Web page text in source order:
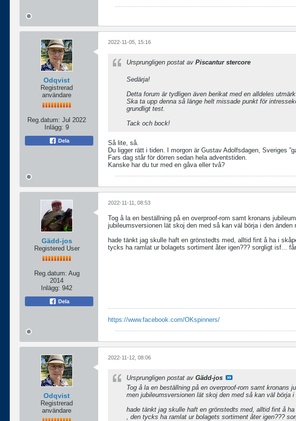
Odqvist
Registrerad
användare
Reg.datum: Jul 2022
Inlägg: 9
Dela
2022-11-05, 15:16
Ursprungligen postat av Piscantur stercore
Sedärja!
Detta forum är tydligen även berikat med en alldeles
Ska ta upp denna så länge helt missade punkt för
grundligt test.
Tack och bock!
Så lite, så.
Du ligger rätt i tiden. I morgon är Gustav Adolfsdagen, Sveriges
Fars dag står för dörren sedan hela adventstiden.
Kanske har du tur med en gåva eller två?
Gädd-jos
Registered User
Reg.datum: Aug
2014
Inlägg: 942
Dela
2022-11-11, 08:53
Tog å la en beställning på en overproof-rom samt kronans
jubileumsversionen lät skoj den med så kan väl börja i den änden
hade tänkt jag skulle haft en grönstedts med, alltid fint å ha i
tycks ha ramlat ur bolagets sortiment åter igen??? sorgligt isf...
https://www.facebook.com/OKspinners/
Odqvist
Registrerad
användare
2022-11-12, 08:06
Ursprungligen postat av Gädd-jos
Tog å la en beställning på en overproof-rom samt
men jubileumsversionen lät skoj den med så kan väl börja
hade tänkt jag skulle haft en grönstedts med, alltid fint å
, den tycks ha ramlat ur bolagets sortiment åter igen???